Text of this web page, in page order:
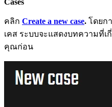
Cases
คลิก Create a new case. โดยก
เคส ระบบจะแสดงบทความที่เกี่
คุณก่อน